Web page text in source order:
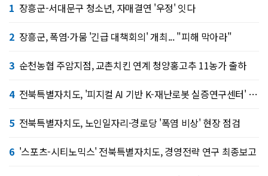
1 장흥군-서대문구 청소년, 자매결연 '우정' 잇다
2 장흥군, 폭염·가뭄 '긴급 대책회의' 개최... "피해 막아라"
3 순천농협 주암지점, 교촌치킨 연계 청양홍고추 11농가 출하
4 전북특별자치도, '피지컬 AI 기반 K-재난로봇 실증연구센터' 구축
5 전북특별자치도, 노인일자리·경로당 '폭염 비상' 현장 점검
6 '스포츠-시티노믹스' 전북특별자치도, 경영전략 연구 최종보고